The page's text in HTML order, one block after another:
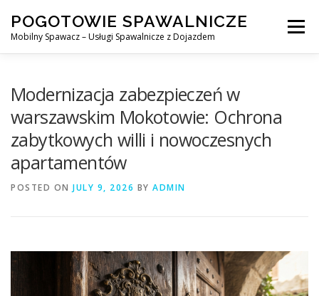
content
POGOTOWIE SPAWALNICZE
Mobilny Spawacz – Usługi Spawalnicze z Dojazdem
Menu
SPAWANIE MIG/MAG (GMAW) NASZE USŁUGI
KONTAKT
Modernizacja zabezpieczeń w
warszawskim Mokotowie: Ochrona
zabytkowych willi i nowoczesnych
apartamentów
POSTED ON JULY 9, 2026 BY ADMIN